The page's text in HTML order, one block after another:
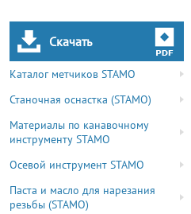
Скачать
Каталог метчиков STAMO
Станочная оснастка (STAMO)
Материалы по канавочному
инструменту STAMO
Осевой инструмент STAMO
Паста и масло для нарезания
резьбы (STAMO)